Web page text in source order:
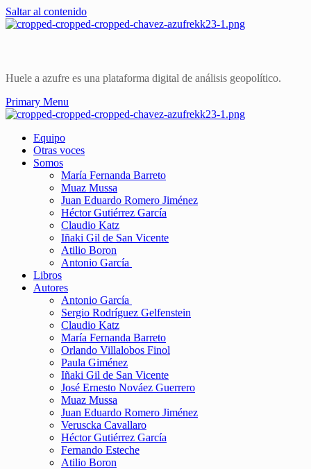
Saltar al contenido
Huele a azufre es una plataforma digital de análisis geopolítico.
Primary Menu
Equipo
Otras voces
Somos
María Fernanda Barreto
Muaz Mussa
Juan Eduardo Romero Jiménez
Héctor Gutiérrez García
Claudio Katz
Iñaki Gil de San Vicente
Atilio Boron
Antonio García
Libros
Autores
Antonio García
Sergio Rodríguez Gelfenstein
Claudio Katz
María Fernanda Barreto
Orlando Villalobos Finol
Paula Giménez
Iñaki Gil de San Vicente
José Ernesto Nováez Guerrero
Muaz Mussa
Juan Eduardo Romero Jiménez
Veruscka Cavallaro
Héctor Gutiérrez García
Fernando Esteche
Atilio Boron